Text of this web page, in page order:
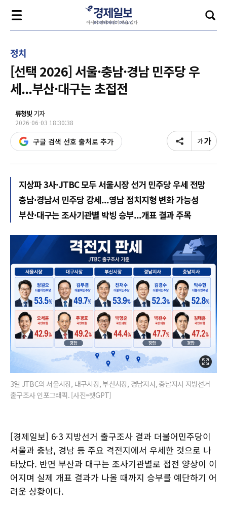
정치
[선택 2026] 서울·충남·경남 민주당 우
세...부산·대구는 초접전
류청빛 기자
2026-06-03 18:30:38
구글 검색 선호 출처로 추가
지상파 3사·JTBC 모두 서울시장 선거 민주당 우세 전망
충남·경남서 민주당 강세...영남 정치지형 변화 가능성
부산·대구는 조사기관별 박빙 승부...개표 결과 주목
3일 JTBC의 서울시장, 대구시장, 부산시장, 경남지사, 충남지사 지방선거
출구조사 인포그래픽. [사진=챗GPT]
[경제일보] 6·3 지방선거 출구조사 결과 더불어민주당이
서울과 충남, 경남 등 주요 격전지에서 우세한 것으로 나
타났다. 반면 부산과 대구는 조사기관별로 접전 양상이 이
어지며 실제 개표 결과가 나올 때까지 승부를 예단하기 어
려운 상황이다.